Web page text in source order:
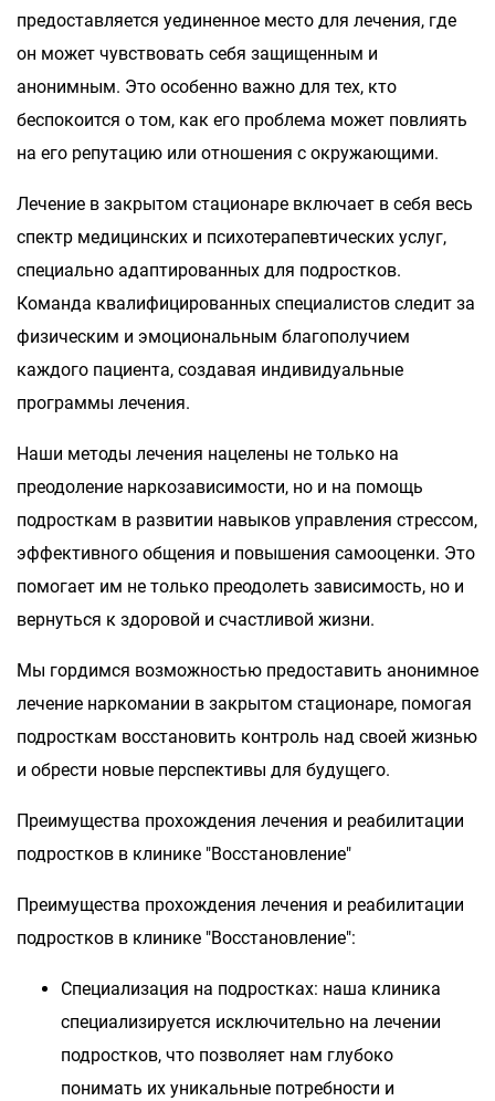
предоставляется уединенное место для лечения, где
он может чувствовать себя защищенным и
анонимным. Это особенно важно для тех, кто
беспокоится о том, как его проблема может повлиять
на его репутацию или отношения с окружающими.
Лечение в закрытом стационаре включает в себя весь
спектр медицинских и психотерапевтических услуг,
специально адаптированных для подростков.
Команда квалифицированных специалистов следит за
физическим и эмоциональным благополучием
каждого пациента, создавая индивидуальные
программы лечения.
Наши методы лечения нацелены не только на
преодоление наркозависимости, но и на помощь
подросткам в развитии навыков управления стрессом,
эффективного общения и повышения самооценки. Это
помогает им не только преодолеть зависимость, но и
вернуться к здоровой и счастливой жизни.
Мы гордимся возможностью предоставить анонимное
лечение наркомании в закрытом стационаре, помогая
подросткам восстановить контроль над своей жизнью
и обрести новые перспективы для будущего.
Преимущества прохождения лечения и реабилитации
подростков в клинике "Восстановление"
Преимущества прохождения лечения и реабилитации
подростков в клинике "Восстановление":
Специализация на подростках: наша клиника
специализируется исключительно на лечении
подростков, что позволяет нам глубоко
понимать их уникальные потребности и